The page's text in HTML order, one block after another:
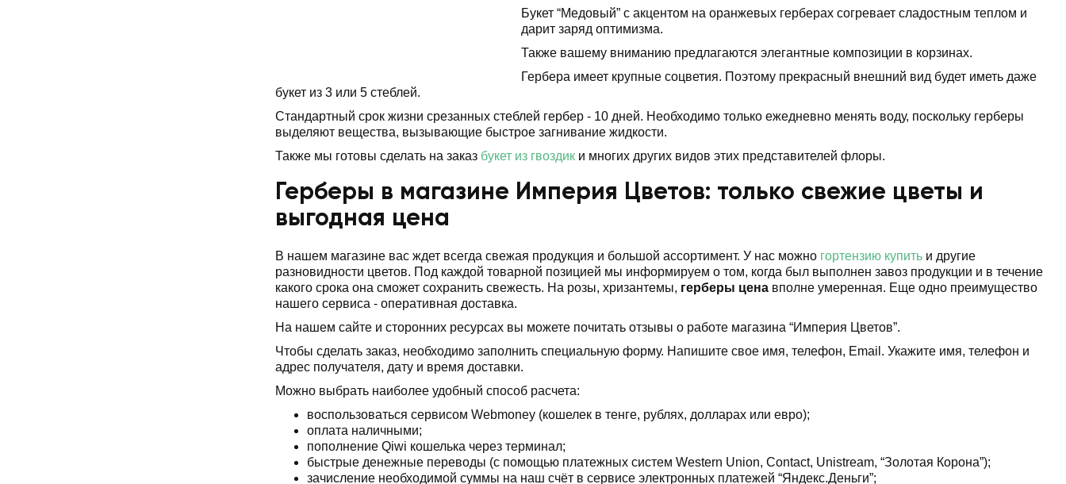
Букет “Медовый” с акцентом на оранжевых герберах согревает сладостным теплом и
дарит заряд оптимизма.
Также вашему вниманию предлагаются элегантные композиции в корзинах.
Гербера имеет крупные соцветия. Поэтому прекрасный внешний вид будет иметь даже
букет из 3 или 5 стеблей.
Стандартный срок жизни срезанных стеблей гербер - 10 дней. Необходимо только ежедневно менять воду, поскольку герберы
выделяют вещества, вызывающие быстрое загнивание жидкости.
Также мы готовы сделать на заказ букет из гвоздик и многих других видов этих представителей флоры.
Герберы в магазине Империя Цветов: только свежие цветы и
выгодная цена
В нашем магазине вас ждет всегда свежая продукция и большой ассортимент. У нас можно гортензию купить и другие
разновидности цветов. Под каждой товарной позицией мы информируем о том, когда был выполнен завоз продукции и в течение
какого срока она сможет сохранить свежесть. На розы, хризантемы, герберы цена вполне умеренная. Еще одно преимущество
нашего сервиса - оперативная доставка.
На нашем сайте и сторонних ресурсах вы можете почитать отзывы о работе магазина “Империя Цветов”.
Чтобы сделать заказ, необходимо заполнить специальную форму. Напишите свое имя, телефон, Email. Укажите имя, телефон и
адрес получателя, дату и время доставки.
Можно выбрать наиболее удобный способ расчета:
воспользоваться сервисом Webmoney (кошелек в тенге, рублях, долларах или евро);
оплата наличными;
пополнение Qiwi кошелька через терминал;
быстрые денежные переводы (с помощью платежных систем Western Union, Contact, Unistream, “Золотая Корона”);
зачисление необходимой суммы на наш счёт в сервисе электронных платежей “Яндекс.Деньги”;